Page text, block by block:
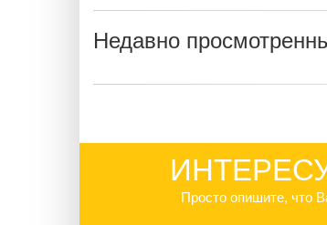
Недавно
Просто опишите, что